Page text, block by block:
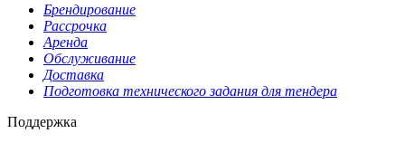
Брендирование
Рассрочка
Аренда
Обслуживание
Доставка
Подготовка технического задания для тендера
Поддержка